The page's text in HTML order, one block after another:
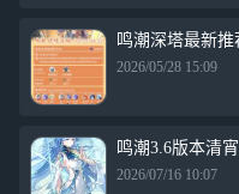
鸣潮深塔最新
2026/05/28 15:09
鸣潮3.6版本清
2026/07/16 10:07